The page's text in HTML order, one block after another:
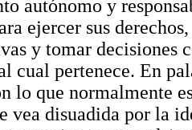
autónomo y
ejercer sus
y tomar decisiones
cual pertenece. En
lo que normalmente
vea disuadida por la